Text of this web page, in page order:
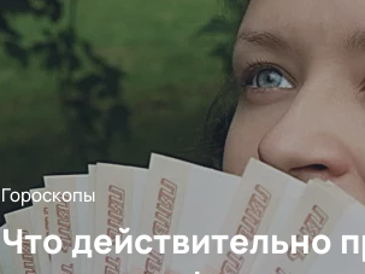
Гороскопы
Что действительно